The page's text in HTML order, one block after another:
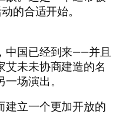
的合适开始。
中国已经到来——并且
艾未未协商建造的名
场演出。
建立一个更加开放的